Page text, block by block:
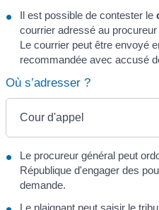
Il est possible de contester le
courrier adressé au
Le courrier peut être envoyé
recommandée avec accusé
Où s’adresser ?
Cour d'appel
Le procureur général peut
République d'engager des
demande.